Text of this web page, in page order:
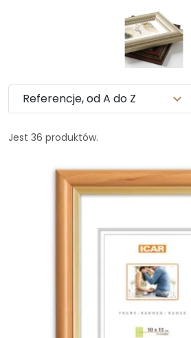
Jest 36 produktów.
Referencje, od A do Z expand_more